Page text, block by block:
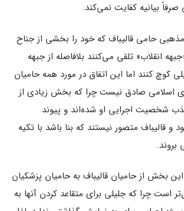
بیانیه کفایت نمی‌کند.
حامی قالیباف که خود را بخشی از جناح
انقلاب» تلقی می‌کنند بلافاصله از جبهه
کوچ کنند اما این اتفاق در مورد همه حامیان
صادق نیست چرا که بخش زیادی از
شخصیت اجرایی او شده‌اند و پیوند
و قالیباف متصور نیستند که بنا باشد با تکیه
این بخش از حامیان قالیباف به حامیان پزشکیان
است چرا که جلیلی برای متقاعد کردن آنها به